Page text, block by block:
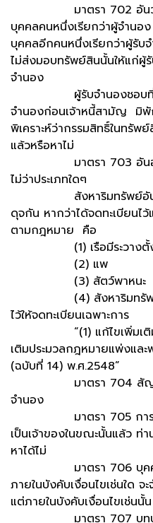
มาตรา 702 อันว่าจ
บุคคลคนหนึ่งเรียกว่าผู้จำนอ
บุคคลอีกคนหนึ่งเรียกว่าผู้รับจ
ไม่ส่งมอบทรัพย์สินนั้นให้แก่ผู้
จำนอง
ผู้รับจำนองชอบที่จะไ
จำนองก่อนเจ้าหนี้สามัญ มิ
พิเคราะห์ว่ากรรมสิทธิ์ในทรัพ
แล้วหรือหาไม่
มาตรา 703 อันอสังห
ไม่ว่าประเภทใดๆ
สังหาริมทรัพย์อันจะก
ดุจกัน หากว่าได้จดทะเบียนไว้
ตามกฎหมาย คือ
(1) เรือมีระวางตั้งแ
(2) แพ
(3) สัตว์พาหนะ
(4) สังหาริมทรัพย์อื่
ไว้ให้จดทะเบียนเฉพาะการ
“(1) แก้ไขเพิ่มเติมโ
เติมประมวลกฎหมายแพ่งแล
(ฉบับที่ 14) พ.ศ.2548”
มาตรา 704 สัญญาจ
จำนอง
มาตรา 705 การจำ
เป็นเจ้าของในขณะนั้นแล้ว ท่า
หาได้ไม่
มาตรา 706 บุคคลมี
ภายในบังคับเงื่อนไขเช่นใด
แต่ภายในบังคับเงื่อนไขเช่นนั้น
มาตรา 707 บทบัญญั